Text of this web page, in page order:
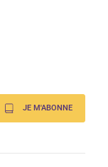
JE M'ABONNE